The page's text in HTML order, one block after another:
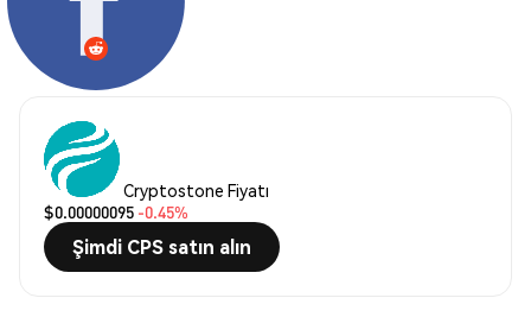
Cryptostone Fiyatı
$0.00000095 -0.45%
Şimdi CPS satın alın